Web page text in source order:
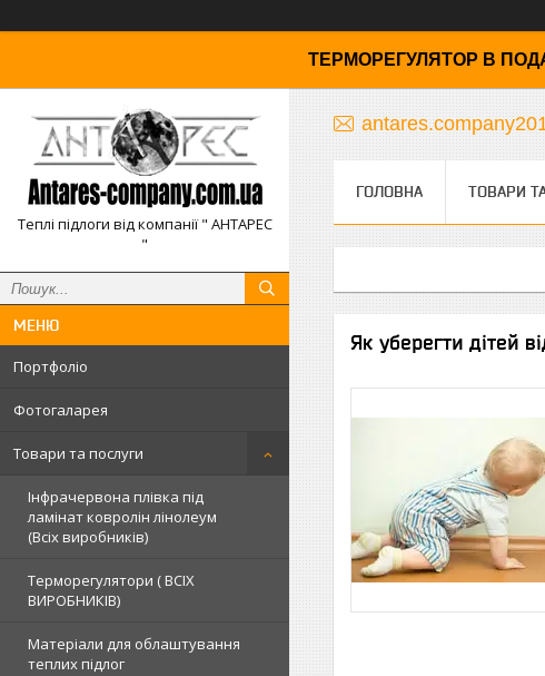
ТЕРМОРЕГУЛЯТОР В
Теплі підлоги від компанії " АНТАРЕС
"
Портфоліо
Фотогаларея
Товари та послуги
Інфрачервона плівка під
ламінат ковролін лінолеум
(Всіх виробників)
Терморегулятори ( ВСІХ
ВИРОБНИКІВ)
Матеріали для облаштування
теплих підлог
ГОЛОВНА ТОВАРИ
Як уберегти дітей